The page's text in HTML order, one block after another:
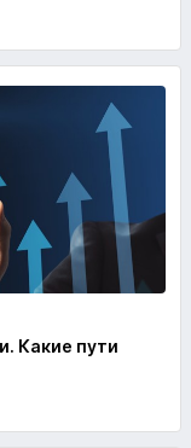
Какие пути